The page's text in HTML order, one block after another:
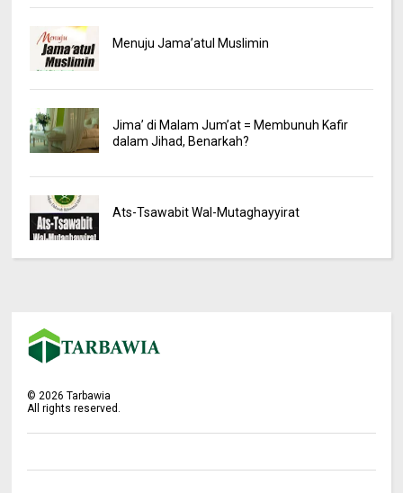
Menuju Jama’atul Muslimin
Jima’ di Malam Jum’at = Membunuh Kafir
dalam Jihad, Benarkah?
Ats-Tsawabit Wal-Mutaghayyirat
©2026 Tarbawia
All rights reserved.